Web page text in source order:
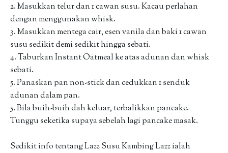
2. Masukkan telur dan 1 cawan susu. Kacau perlahan
dengan menggunakan whisk.
3. Masukkan mentega cair, esen vanila dan baki 1 cawan
susu sedikit demi sedikit hingga sebati.
4. Taburkan Instant Oatmeal ke atas adunan dan whisk
sebati.
5. Panaskan pan non-stick dan cedukkan 1 senduk
adunan dalam pan.
5. Bila buih-buih dah keluar, terbalikkan pancake.
Tunggu seketika supaya sebelah lagi pancake masak.
Sedikit info tentang Lazz Susu Kambing Lazz ialah